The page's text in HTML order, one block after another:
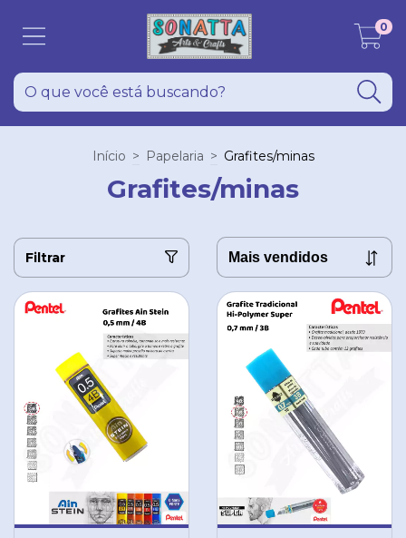
0
Início > Papelaria > Grafites/minas
Grafites/minas
Filtrar